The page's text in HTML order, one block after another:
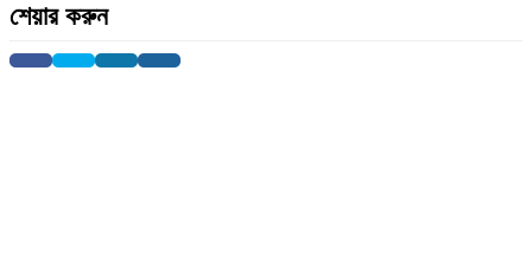
শেয়ার করুন